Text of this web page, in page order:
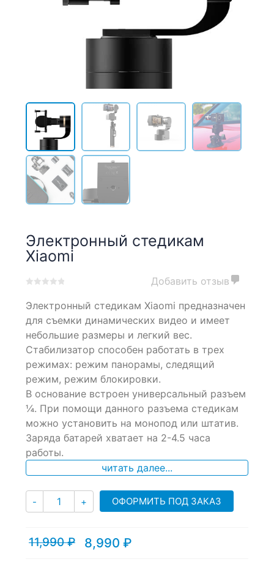
Электронный стедикам
Xiaomi
out
based
on
customer
ratings
Добавить отзыв
Электронный стедикам Xiaomi предназначен
для съемки динамических видео и имеет
небольшие размеры и легкий вес.
Стабилизатор способен работать в трех
режимах: режим панорамы, следящий
режим, режим блокировки.
В основание встроен универсальный разъем
¼. При помощи данного разъема стедикам
можно установить на монопод или штатив.
Заряда батарей хватает на 2-4.5 часа
работы.
читать далее...
- Количество
+ ОФОРМИТЬ ПОД ЗАКАЗ
11,990₽
Первоначальная8,990 ₽
Текущая